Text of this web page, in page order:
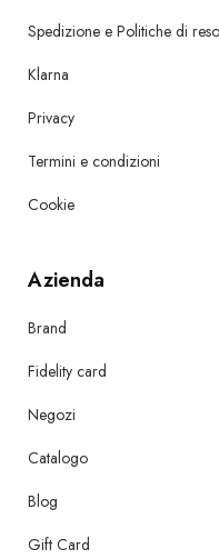
Spedizione e Politiche di reso
Klarna
Privacy
Termini e condizioni
Cookie
Azienda
Brand
Fidelity card
Negozi
Catalogo
Blog
Gift Card